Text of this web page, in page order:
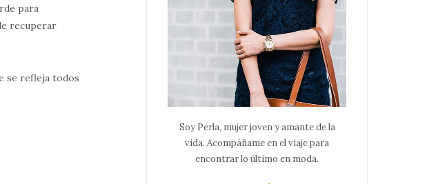
para
recuperar
se refleja todos
Soy Perla, mujer joven y amante de la
vida. Acompáñame en el viaje para
encontrar lo último en moda.